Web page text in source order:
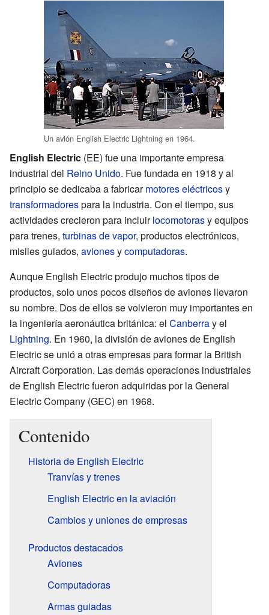
Un avión English Electric Lightning en 1964.
English Electric (EE) fue una importante empresa
industrial del Reino Unido. Fue fundada en 1918 y al
principio se dedicaba a fabricarmotores eléctricosy
transformadorespara la industria. Con el tiempo, sus
actividades crecieron para incluirlocomotorasy equipos
para trenes, turbinas de vapor, productos electrónicos,
misiles guiados, avionesycomputadoras.
Aunque English Electric produjo muchos tipos de
productos, solo unos pocos diseños de aviones llevaron
su nombre. Dos de ellos se volvieron muy importantes en
la ingeniería aeronáutica británica: el Canberray el
Lightning. En 1960, la división de aviones de English
Electric se unió a otras empresas para formar la British
Aircraft Corporation. Las demás operaciones industriales
de English Electric fueron adquiridas por la General
Electric Company (GEC) en 1968.
Contenido
Historia de English Electric
Tranvías y trenes
English Electric en la aviación
Cambios y uniones de empresas
Productos destacados
Aviones
Computadoras
Armas guiadas